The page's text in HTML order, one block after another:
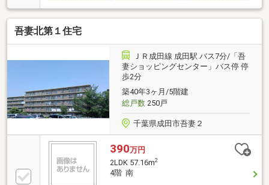
吾妻北第１住宅
ＪＲ成田線 成田駅 バス7分/「吾
妻ショッピングセンター」バス停 停
歩2分
築40年3ヶ月/5階建
総戸数250戸
千葉県成田市吾妻２
390万円
2LDK 57.16m2
4階 南